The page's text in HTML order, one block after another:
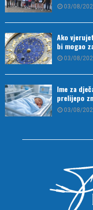
03/08/
Ako
bi mogao
03/08/
Ime za
prelijepo
03/08/